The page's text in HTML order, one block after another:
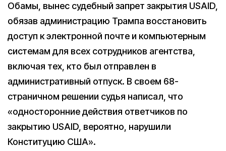
Обамы, вынес судебный запрет закрытия USAID,
обязав администрацию Трампа восстановить
доступ к электронной почте и компьютерным
системам для всех сотрудников агентства,
включая тех, кто был отправлен в
административный отпуск. В своем 68-
страничном решении судья написал, что
«односторонние действия ответчиков по
закрытию USAID, вероятно, нарушили
Конституцию США».